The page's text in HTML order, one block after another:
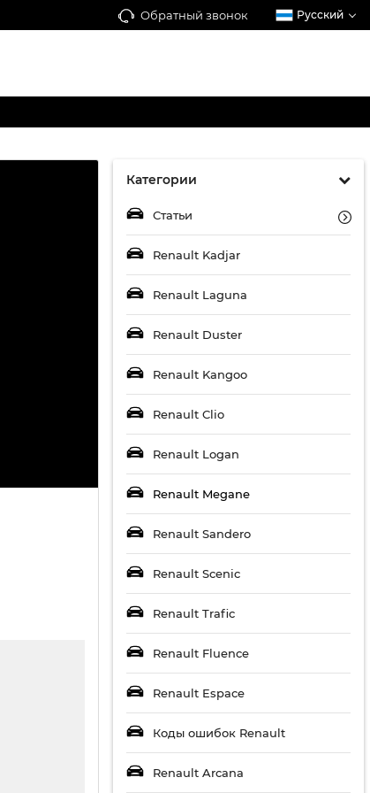
Обратный звонок Русский
Категории
Статьи
Renault Kadjar
Renault Laguna
Renault Duster
Renault Kangoo
Renault Clio
Renault Logan
Renault Megane
Renault Sandero
Renault Scenic
Renault Trafic
Renault Fluence
Renault Espace
Коды ошибок Renault
Renault Arcana